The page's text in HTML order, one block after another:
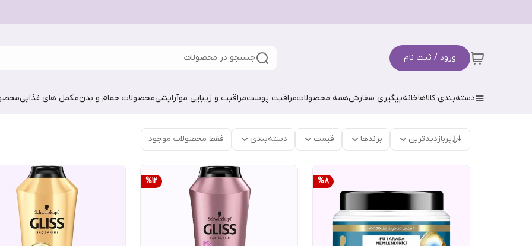
ورود / ثبت نام جستجو در محصولات
دسته‌بندی کالاهاخانهپیگیری سفارشهمه محصولاتمراقبت پوستمراقبت و زیبایی موآرایشیمحصولات حمام و بدنمکمل های غذایی
پربازدیدترین برندها قیمت دسته‌بندی فقط محصولات موجود
%8
%12